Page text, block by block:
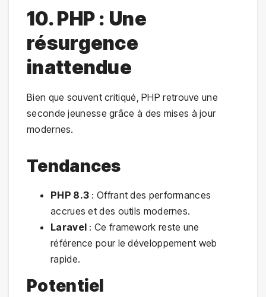
10. PHP : Une
résurgence
inattendue
Bien que souvent critiqué, PHP retrouve une
seconde jeunesse grâce à des mises à jour
modernes.
Tendances
PHP 8.3 : Offrant des performances
accrues et des outils modernes.
Laravel : Ce framework reste une
référence pour le développement web
rapide.
Potentiel